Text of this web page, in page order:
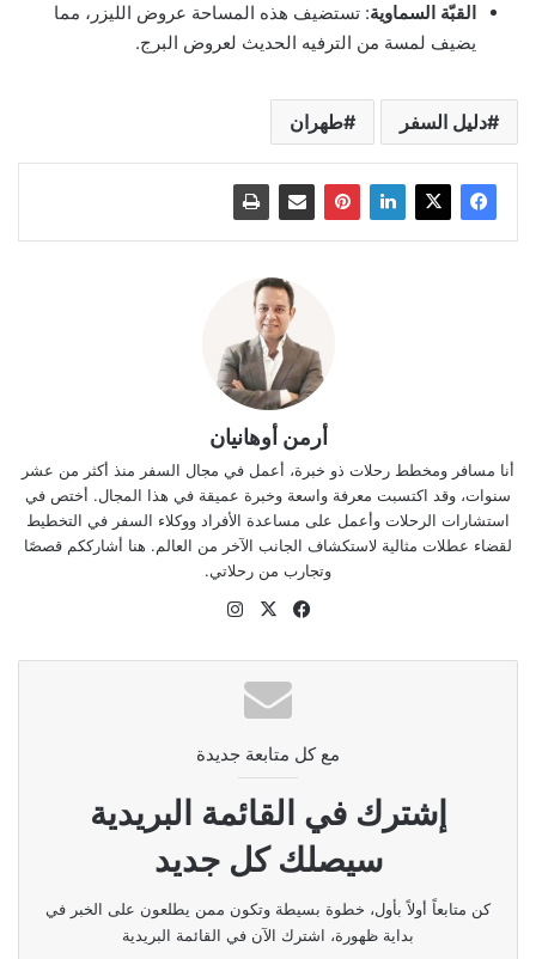
القبّة السماوية: تستضيف هذه المساحة عروض الليزر، مما
يضيف لمسة من الترفيه الحديث لعروض البرج.
دليل السفر طهران
أرمن أوهانيان
أنا مسافر ومخطط رحلات ذو خبرة، أعمل في مجال السفر منذ أكثر من عشر
سنوات، وقد اكتسبت معرفة واسعة وخبرة عميقة في هذا المجال. أختص في
استشارات الرحلات وأعمل على مساعدة الأفراد ووكلاء السفر في التخطيط
لقضاء عطلات مثالية لاستكشاف الجانب الآخر من العالم. هنا أشارككم قصصًا
وتجارب من رحلاتي.
فيسبوك
‫X
مع كل متابعة جديدة
إشترك في القائمة البريدية
سيصلك كل جديد
كن متابعاً أولاً بأول، خطوة بسيطة وتكون ممن يطلعون على الخبر في
بداية ظهورة، اشترك الآن في القائمة البريدية